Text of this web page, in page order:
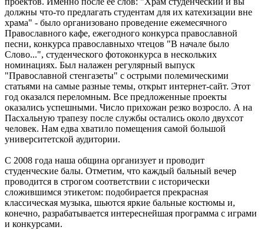
должны что-то предлагать студентам для их катехизации вне
храма" - было организовано проведение ежемесячного
Православного кафе, ежегодного конкурса православной
песни, конкурса православныхо чтецов "В начале было
Слово...", студенческого фотоконкурса в нескольких
номинациях. Был налажен регулярный выпуск
"Православной стенгазеты" с острыми полемическими
статьями на самые разные темы, открыт интернет-сайт. Этот
год оказался переломным. Все предложенные проекты
оказались успешными. Число прихожан резко возросло. А на
Пасхальную трапезу после службы остались около двухсот
человек. Нам едва хватило помещения самой большой
университетской аудитории.
С 2008 года наша община организует и проводит
студенческие балы. Отметим, что каждый бальный вечер
проводится в строгом соответствии с исторически
сложившимся этикетом: подобирается прекрасная
классическая музыка, шьются яркие бальные костюмы и,
конечно, разрабатывается интереснейшая программа с играми
и конкурсами.